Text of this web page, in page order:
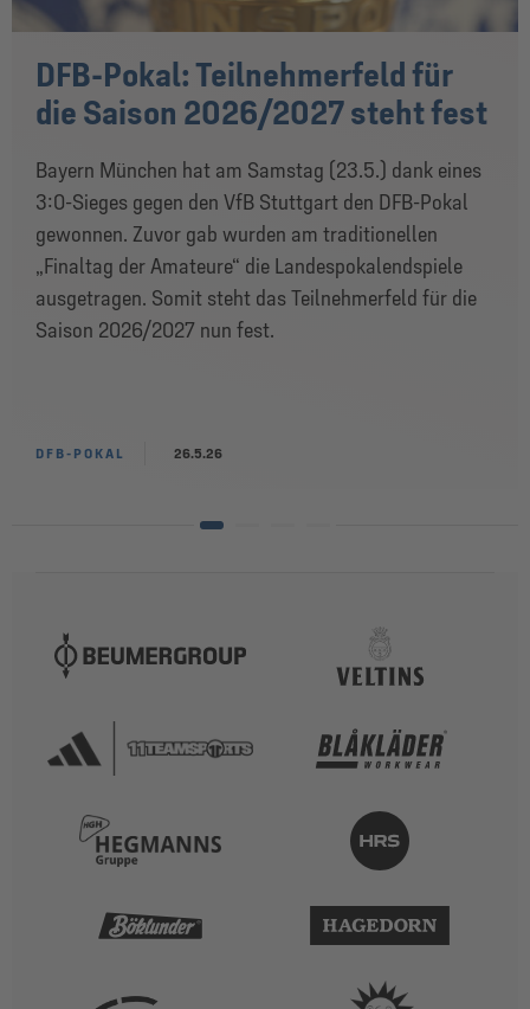
DFB-Pokal: Teilnehmerfeld für
die Saison 2026/2027 steht fest
Bayern München hat am Samstag (23.5.) dank eines
3:0-Sieges gegen den VfB Stuttgart den DFB-Pokal
gewonnen. Zuvor gab wurden am traditionellen
„Finaltag der Amateure“ die Landespokalendspiele
ausgetragen. Somit steht das Teilnehmerfeld für die
Saison 2026/2027 nun fest.
DFB-POKAL 26.5.26